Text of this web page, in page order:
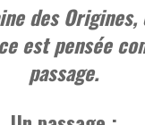
des Origines,
est pensée
passage.